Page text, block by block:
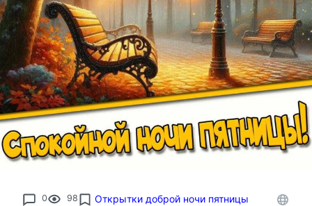
0 98 Открытки доброй ночи пятницы